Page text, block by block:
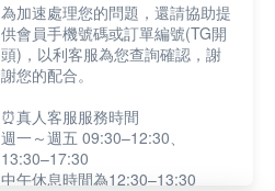
為加速處理您的問題，還請協助提
供會員手機號碼或訂單編號(TG開
頭)，以利客服為您查詢確認，謝
謝您的配合。
⏰真人客服服務時間
週一～週五 09:30–12:30、
13:30–17:30
中午休息時間為12:30–13:30